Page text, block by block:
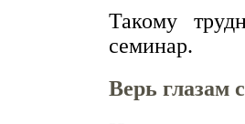
Такому
семинар.
Верь глазам